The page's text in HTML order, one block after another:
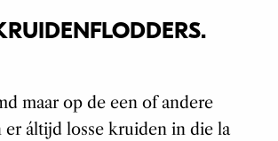
maar op de een of andere
er áltijd losse kruiden in die la